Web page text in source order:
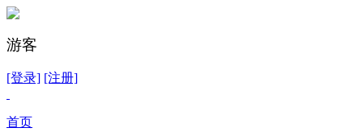
游客
[登录] [注册]
首页